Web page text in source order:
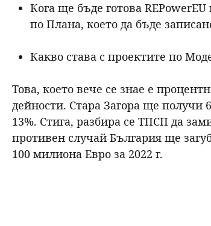
Кога ще бъде готова
по Плана, което да бъде
Какво става с проектите по
Това, което вече се знае е
дейности. Стара Загора ще получи
13%. Стига, разбира се ТПСП да
противен случай България ще
100 милиона Евро за 2022 г.